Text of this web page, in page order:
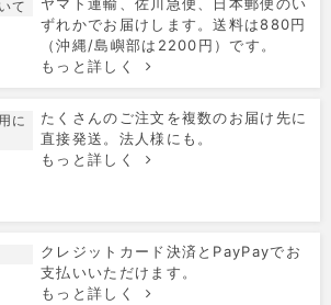
て
ずれかでお届けします。送料は880円
（沖縄/島嶼部は2200円）です。
もっと詳しく
に
たくさんのご注文を複数のお届け先に
直接発送。法人様にも。
もっと詳しく
クレジットカード決済とPayPayでお
支払いいただけます。
もっと詳しく